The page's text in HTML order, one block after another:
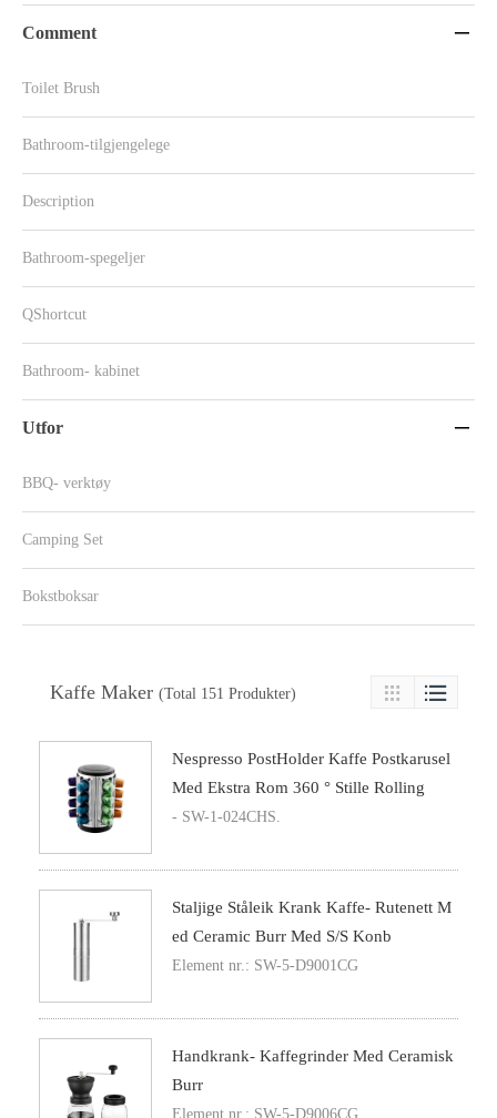
Comment 
Toilet Brush
Bathroom-tilgjengelege
Description
Bathroom-spegeljer
QShortcut
Bathroom- kabinet
Utfor 
BBQ- verktøy
Camping Set
Bokstboksar
Kaffe Maker (Total 151 Produkter)  
Nespresso PostHolder Kaffe Postkarusel
Med Ekstra Rom 360 ° Stille Rolling
- SW-1-024CHS.
Staljige Ståleik Krank Kaffe- Rutenett M
Ed Ceramic Burr Med S/S Konb
Element nr.: SW-5-D9001CG
Handkrank- Kaffegrinder Med Ceramisk
Burr
Element nr.: SW-5-D9006CG